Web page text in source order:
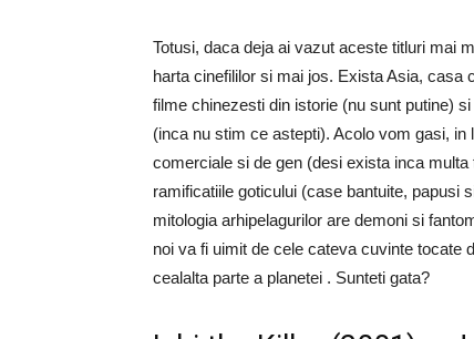
Totusi, daca deja ai vazut aceste titluri mai
harta cinefililor si mai jos. Exista Asia, casa
filme chinezesti din istorie (nu sunt putine)
(inca nu stim ce astepti). Acolo vom gasi,
comerciale si de gen (desi exista inca
ramificatiile goticului (case bantuite, papusi
mitologia arhipelagurilor are demoni si
noi va fi uimit de cele cateva cuvinte tocate
cealalta parte a planetei . Sunteti gata?